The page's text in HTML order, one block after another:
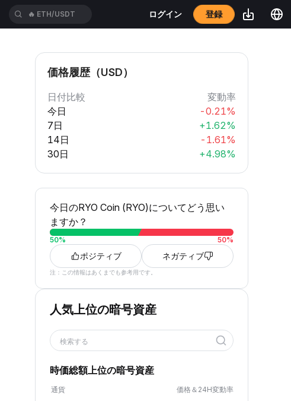
🔥 CROUSDT ログイン 登録
価格履歴（USD）
日付比較
変動率
今日
-0.21%
7日
+1.62%
14日
-1.61%
30日
+4.98%
今日のRYO Coin (RYO)についてどう思い
ますか？
50% 50%
ポジティブ ネガティブ
注：この情報はあくまでも参考用です。
人気上位の暗号資産
検索する
時価総額上位の暗号資産
通貨 価格＆24H変動率